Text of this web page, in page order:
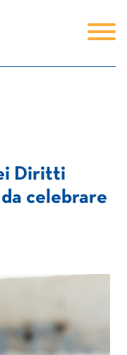
Diritti
celebrare